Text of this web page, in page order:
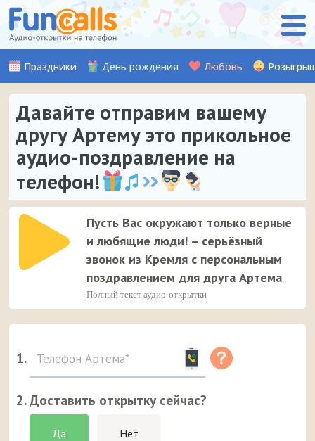
Праздники День рождения Любовь
Давайте отправим вашему
другу Артему это прикольное
аудио-поздравление на
телефон!
Пусть Вас окружают только верные
и любящие люди! – серьёзный
звонок из Кремля с персональным
поздравлением для друга Артема
Полный текст аудио-открытки
1.
2. Доставить открытку сейчас?
Да Нет